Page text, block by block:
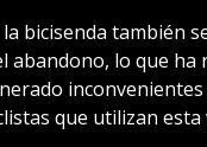
bicisenda también
abandono, lo que ha
que utilizan esta